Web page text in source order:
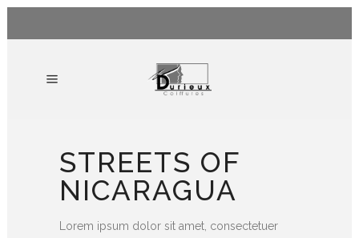
STREETS OF
NICARAGUA
Lorem ipsum dolor sit amet, consectetuer